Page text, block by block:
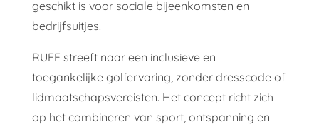
geschikt is voor sociale bijeenkomsten en
bedrijfsuitjes.
RUFF streeft naar een inclusieve en
toegankelijke golfervaring, zonder dresscode of
lidmaatschapsvereisten. Het concept richt zich
op het combineren van sport, ontspanning en